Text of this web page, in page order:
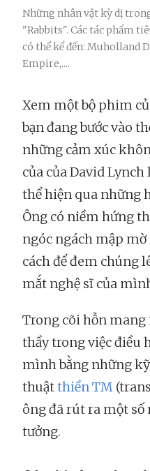
Những nhân vật kỳ dị
"Rabbits". Các tác phẩm
có thể kể đến: Muholland
Empire,....
Xem một bộ phim
bạn đang bước vào
những cảm xúc
của của David
thể hiện qua những
Ông có niềm hứng
ngóc ngách mập
cách để đem chúng
mắt nghệ sĩ của
Trong cõi hỗn mang
thầy trong việc điều
mình bằng những
thuậtthiền TM
ông đã rút ra một
tưởng.